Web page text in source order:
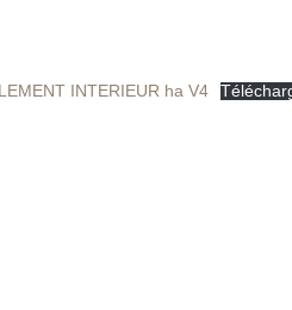
INTERIEUR ha V4